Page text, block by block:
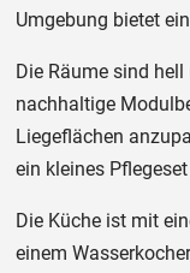
Umgebung bietet
Die Räume sind
nachhaltige
Liegeflächen
ein kleines
Die Küche ist mit
einem